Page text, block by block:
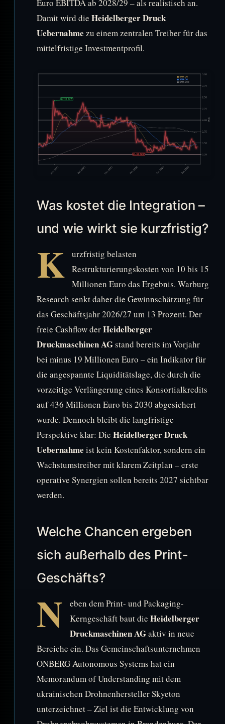
Euro EBITDA ab 2028/29 – als realistisch an.
Damit wird die Heidelberger Druck
Uebernahme zu einem zentralen Treiber für das
mittelfristige Investmentprofil.
Was kostet die Integration –
und wie wirkt sie kurzfristig?
K
urzfristig belasten
Restrukturierungskosten von 10 bis 15
Millionen Euro das Ergebnis. Warburg
Research senkt daher die Gewinnschätzung für
das Geschäftsjahr 2026/27 um 13 Prozent. Der
freie Cashflow derHeidelberger
Druckmaschinen AGstand bereits im Vorjahr
bei minus 19 Millionen Euro – ein Indikator für
die angespannte Liquiditätslage, die durch die
vorzeitige Verlängerung eines Konsortialkredits
auf 436 Millionen Euro bis 2030 abgesichert
wurde. Dennoch bleibt die langfristige
Perspektive klar: Die Heidelberger Druck
Uebernahme ist kein Kostenfaktor, sondern ein
Wachstumstreiber mit klarem Zeitplan – erste
operative Synergien sollen bereits 2027 sichtbar
werden.
Welche Chancen ergeben
sich außerhalb des Print-
Geschäfts?
N
eben dem Print- und Packaging-
Kerngeschäft baut die Heidelberger
Druckmaschinen AGaktiv in neue
Bereiche ein. Das Gemeinschaftsunternehmen
ONBERG Autonomous Systems hat ein
Memorandum of Understanding mit dem
ukrainischen Drohnenhersteller Skyeton
unterzeichnet – Ziel ist die Entwicklung von